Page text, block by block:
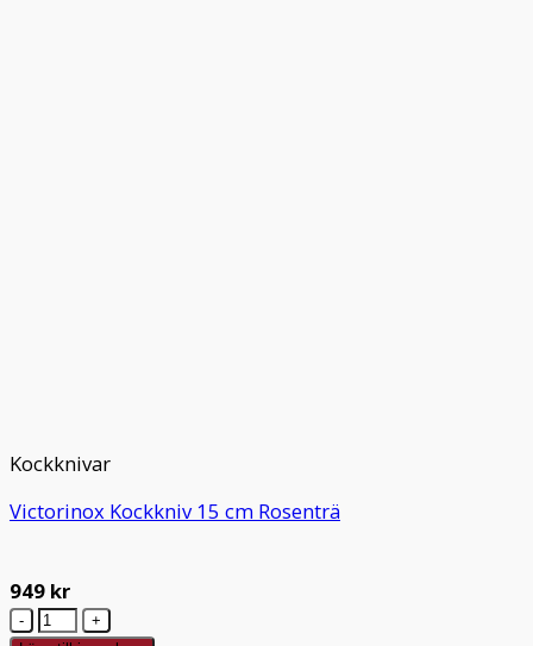
Kockknivar
Victorinox Kockkniv 15 cm Rosenträ
949 kr
Victorinox